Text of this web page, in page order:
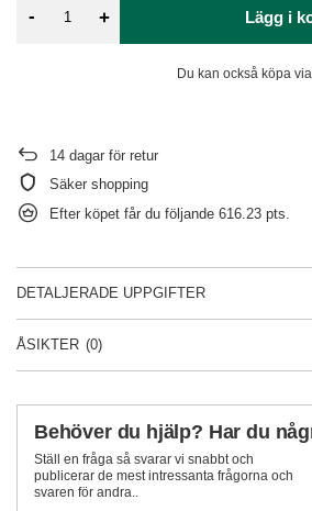
- + Lägg i
Du kan också köpa
14 dagar för retur
Säker shopping
Efter köpet får du följande 616.23 pts.
DETALJERADE UPPGIFTER
ÅSIKTER (0)
Behöver du hjälp? Har du
Ställ en fråga så svarar vi snabbt och
publicerar de mest intressanta frågorna och
svaren för andra..